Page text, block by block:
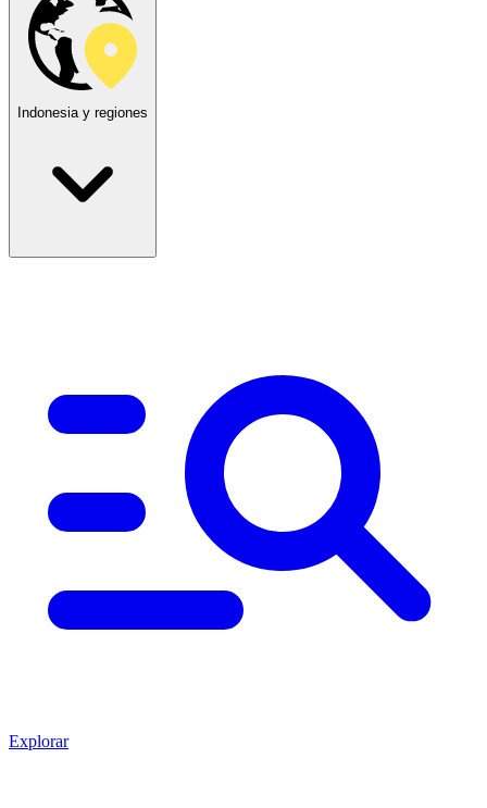
Indonesia y regiones
Explorar